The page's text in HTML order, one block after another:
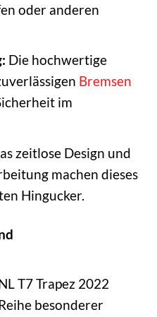
oder anderen
Die hochwertige
Bremsen
im
zeitlose Design und
machen dieses
Hingucker.
T7 Trapez 2022
besonderer